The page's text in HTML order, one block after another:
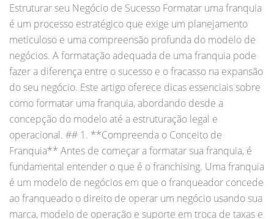
Estruturar seu Negócio de Sucesso Formatar uma franquia
é um processo estratégico que exige um planejamento
meticuloso e uma compreensão profunda do modelo de
negócios. A formatação adequada de uma franquia pode
fazer a diferença entre o sucesso e o fracasso na expansão
do seu negócio. Este artigo oferece dicas essenciais sobre
como formatar uma franquia, abordando desde a
concepção do modelo até a estruturação legal e
operacional. ## 1. **Compreenda o Conceito de
Franquia** Antes de começar a formatar sua franquia, é
fundamental entender o que é o franchising. Uma franquia
é um modelo de negócios em que o franqueador concede
ao franqueado o direito de operar um negócio usando sua
marca, modelo de operação e suporte em troca de taxas e